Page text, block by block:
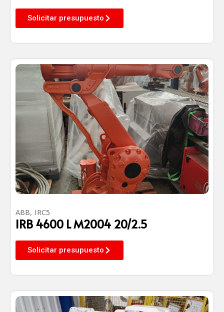
Solicitar presupuesto
ABB, IRC5
IRB 4600 L M2004 20/2.5
Solicitar presupuesto